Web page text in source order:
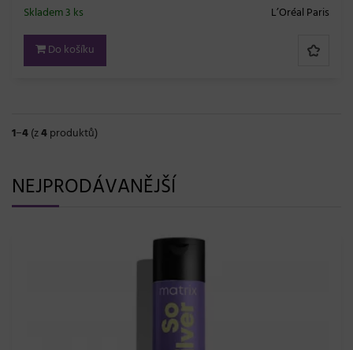
L’Oréal Paris
Skladem 3 ks
Do košíku
1−4(z4produktů)
NEJPRODÁVANĚJŠÍ